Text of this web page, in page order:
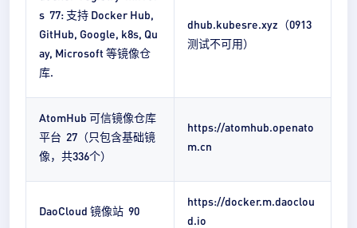
s 77: 支持 Docker Hub,
GitHub, Google, k8s, Qu
ay, Microsoft 等镜像仓
库.
dhub.kubesre.xyz（0913
测试不可用）
AtomHub 可信镜像仓库
平台 27（只包含基础镜
像，共336个）
https://atomhub.openato
m.cn
DaoCloud 镜像站 90
https://docker.m.daoclou
d.io